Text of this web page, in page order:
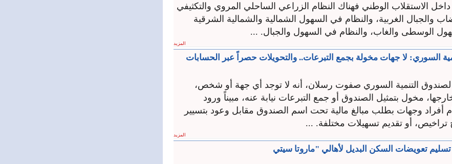
الاستقلاب الوطني فهناك النظام الزراعي الساحلي المروي والتكثيفي
والجبال الغربية، والنظام في السهول الشمالية والشمالية الشرقية
الوسطى والغاب، والنظام في السهول والجبال. ...
المزيد
السوري: لا جهات مخولة بجمع التبرعات.. والتحويلات حصراً عبر الحسابات
لصندوق التنمية السوري صفوت رسلان، أنه لا توجد أي جهة أو شخص،
مخول بتمثيل الصندوق أو جمع التبرعات نيابة عنه، مبيناً ورود
أفراد وجهات بطلب مبالغ مالية تحت اسم الصندوق مقابل وعود بتسيير
تراخيص، أو تقديم تسهيلات مختلفة. ...
المزيد
تعويضات السكن البديل لأهالي "ماروتا سيتي